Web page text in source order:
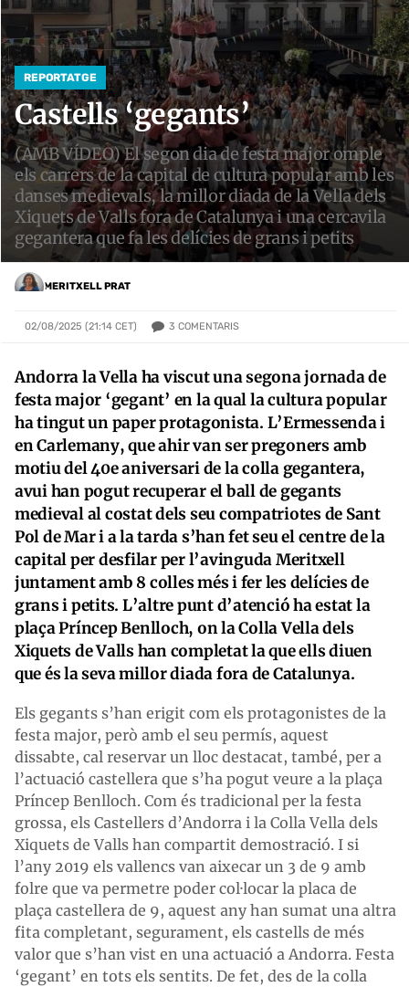
REPORTATGE
Castells ‘gegants’
(AMB VÍDEO) El segon dia de festa major omple
els carrers de la capital de cultura popular amb les
danses medievals, la millor diada de la Vella dels
Xiquets de Valls fora de Catalunya i una cercavila
gegantera que fa les delícies de grans i petits
MERITXELL PRAT
02/08/2025 (21:14 CET) 3 COMENTARIS
Andorra la Vella ha viscut una segona jornada de
festa major ‘gegant’ en la qual la cultura popular
ha tingut un paper protagonista. L’Ermessenda i
en Carlemany, que ahir van ser pregoners amb
motiu del 40e aniversari de la colla gegantera,
avui han pogut recuperar el ball de gegants
medieval al costat dels seu compatriotes de Sant
Pol de Mar i a la tarda s’han fet seu el centre de la
capital per desfilar per l’avinguda Meritxell
juntament amb 8 colles més i fer les delícies de
grans i petits. L’altre punt d’atenció ha estat la
plaça Príncep Benlloch, on la Colla Vella dels
Xiquets de Valls han completat la que ells diuen
que és la seva millor diada fora de Catalunya.
Els gegants s’han erigit com els protagonistes de la
festa major, però amb el seu permís, aquest
dissabte, cal reservar un lloc destacat, també, per a
l’actuació castellera que s’ha pogut veure a la plaça
Príncep Benlloch. Com és tradicional per la festa
grossa, els Castellers d’Andorra i la Colla Vella dels
Xiquets de Valls han compartit demostració. I si
l’any 2019 els vallencs van aixecar un 3 de 9 amb
folre que va permetre poder col·locar la placa de
plaça castellera de 9, aquest any han sumat una altra
fita completant, segurament, els castells de més
valor que s’han vist en una actuació a Andorra. Festa
‘gegant’ en tots els sentits. De fet, des de la colla